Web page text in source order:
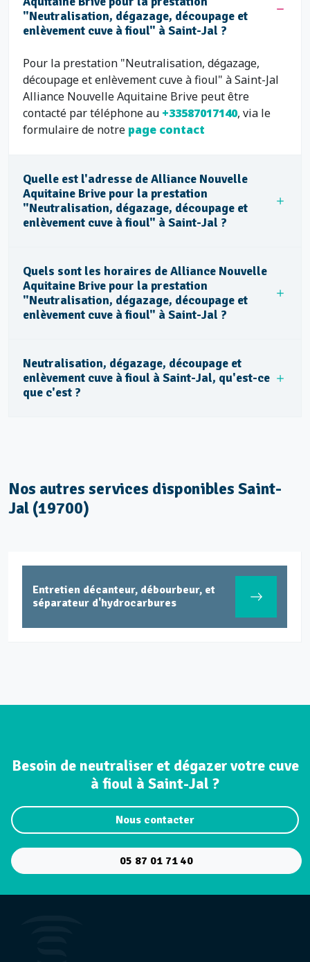
"Neutralisation, dégazage, découpage et
enlèvement cuve à fioul" à Saint-Jal ?
Pour la prestation "Neutralisation, dégazage,
découpage et enlèvement cuve à fioul" à Saint-Jal
Alliance Nouvelle Aquitaine Brive peut être
contacté par téléphone au +33587017140, via le
formulaire de notre page contact
Quelle est l'adresse de Alliance Nouvelle
Aquitaine Brive pour la prestation
"Neutralisation, dégazage, découpage et
enlèvement cuve à fioul" à Saint-Jal ?
Quels sont les horaires de Alliance Nouvelle
Aquitaine Brive pour la prestation
"Neutralisation, dégazage, découpage et
enlèvement cuve à fioul" à Saint-Jal ?
Neutralisation, dégazage, découpage et
enlèvement cuve à fioul à Saint-Jal, qu'est-ce
que c'est ?
Nos autres services disponibles Saint-
Jal (19700)
Entretien décanteur, débourbeur, et
séparateur d'hydrocarbures
Besoin de neutraliser et dégazer votre cuve
à fioul à Saint-Jal ?
Nous contacter
05 87 01 71 40